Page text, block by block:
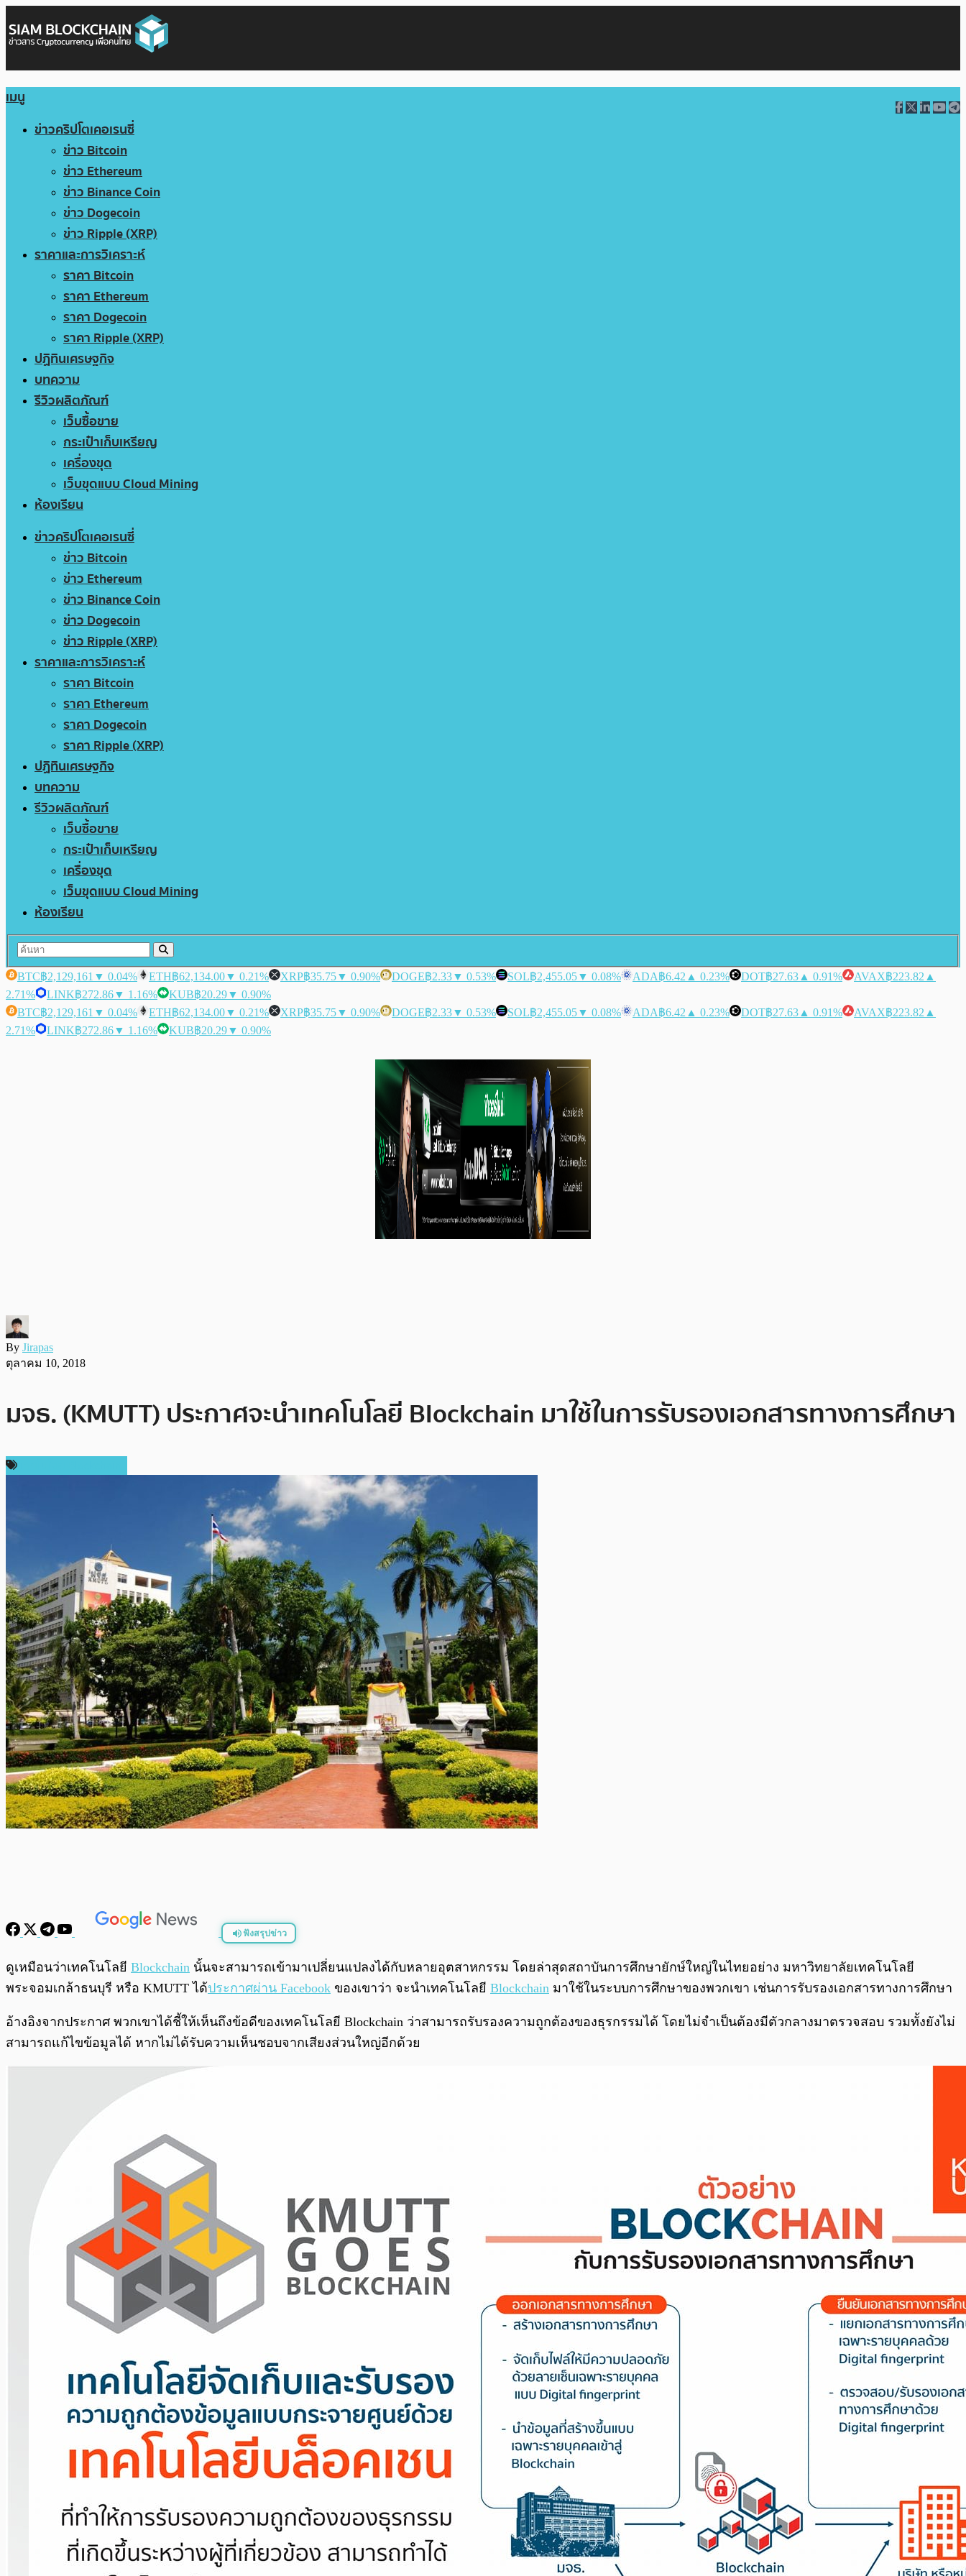
เมนู
ข่าวคริปโตเคอเรนซี่
ข่าว Bitcoin
ข่าว Ethereum
ข่าว Binance Coin
ข่าว Dogecoin
ข่าว Ripple (XRP)
ราคาและการวิเคราะห์
ราคา Bitcoin
ราคา Ethereum
ราคา Dogecoin
ราคา Ripple (XRP)
ปฏิทินเศรษฐกิจ
บทความ
รีวิวผลิตภัณฑ์
เว็บซื้อขาย
กระเป๋าเก็บเหรียญ
เครื่องขุด
เว็บขุดแบบ Cloud Mining
ห้องเรียน
ข่าวคริปโตเคอเรนซี่
ข่าว Bitcoin
ข่าว Ethereum
ข่าว Binance Coin
ข่าว Dogecoin
ข่าว Ripple (XRP)
ราคาและการวิเคราะห์
ราคา Bitcoin
ราคา Ethereum
ราคา Dogecoin
ราคา Ripple (XRP)
ปฏิทินเศรษฐกิจ
บทความ
รีวิวผลิตภัณฑ์
เว็บซื้อขาย
กระเป๋าเก็บเหรียญ
เครื่องขุด
เว็บขุดแบบ Cloud Mining
ห้องเรียน
BTC฿2,129,161 ▼ 0.04% ETH฿62,134.00▼ 0.21% XRP฿35.75▼ 0.90% DOGE฿2.33▼ 0.53% SOL฿2,455.05▼ 0.08% ADA฿6.42 ▲ 0.23% DOT฿27.63 ▲ 0.91% AVAX฿223.82 ▲
2.71%
LINK฿272.86▼ 1.16% KUB฿20.29▼ 0.90%
BTC฿2,129,161 ▼ 0.04% ETH฿62,134.00▼ 0.21% XRP฿35.75▼ 0.90% DOGE฿2.33▼ 0.53% SOL฿2,455.05▼ 0.08% ADA฿6.42 ▲ 0.23% DOT฿27.63 ▲ 0.91% AVAX฿223.82 ▲
2.71%
LINK฿272.86▼ 1.16% KUB฿20.29▼ 0.90%
By Jirapas
ตุลาคม 10, 2018
มจธ. (KMUTT) ประกาศจะนำเทคโนโลยี Blockchain มาใช้ในการรับรองเอกสารทางการศึกษา
ฟังสรุปข่าว
พร้อมเล่น 0:00/0:00
ดูเหมือนว่าเทคโนโลยี Blockchain นั้นจะสามารถเข้ามาเปลี่ยนแปลงได้กับหลายอุตสาหกรรม โดยล่าสุดสถาบันการศึกษายักษ์ใหญ่ในไทยอย่าง มหาวิทยาลัยเทคโนโลยี
พระจอมเกล้าธนบุรี หรือ KMUTT ได้ประกาศผ่าน Facebook ของเขาว่า จะนำเทคโนโลยี Blockchain มาใช้ในระบบการศึกษาของพวกเขา เช่นการรับรองเอกสารทางการศึกษา
อ้างอิงจากประกาศ พวกเขาได้ชี้ให้เห็นถึงข้อดีของเทคโนโลยี Blockchain ว่าสามารถรับรองความถูกต้องของธุรกรรมได้ โดยไม่จำเป็นต้องมีตัวกลางมาตรวจสอบ รวมทั้งยังไม่
สามารถแก้ไขข้อมูลได้ หากไม่ได้รับความเห็นชอบจากเสียงส่วนใหญ่อีกด้วย